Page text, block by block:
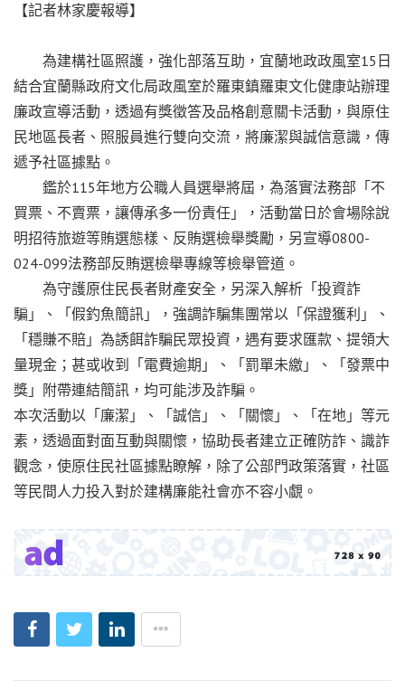
【記者林家慶報導】
為建構社區照護，強化部落互助，宜蘭地政政風室15日
結合宜蘭縣政府文化局政風室於羅東鎮羅東文化健康站辦理
廉政宣導活動，透過有獎徵答及品格創意關卡活動，與原住
民地區長者、照服員進行雙向交流，將廉潔與誠信意識，傳
遞予社區據點。
鑑於115年地方公職人員選舉將屆，為落實法務部「不
買票、不賣票，讓傳承多一份責任」，活動當日於會場除說
明招待旅遊等賄選態樣、反賄選檢舉獎勵，另宣導0800-
024-099法務部反賄選檢舉專線等檢舉管道。
為守護原住民長者財產安全，另深入解析「投資詐
騙」、「假釣魚簡訊」，強調詐騙集團常以「保證獲利」、
「穩賺不賠」為誘餌詐騙民眾投資，遇有要求匯款、提領大
量現金；甚或收到「電費逾期」、「罰單未繳」、「發票中
獎」附帶連結簡訊，均可能涉及詐騙。
本次活動以「廉潔」、「誠信」、「關懷」、「在地」等元
素，透過面對面互動與關懷，協助長者建立正確防詐、識詐
觀念，使原住民社區據點瞭解，除了公部門政策落實，社區
等民間人力投入對於建構廉能社會亦不容小覷。